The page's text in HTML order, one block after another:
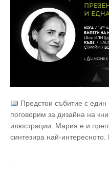
Предстои събитие с един
поговорим за дизайна на
илюстрации. Мария е и
синтезира най-
…